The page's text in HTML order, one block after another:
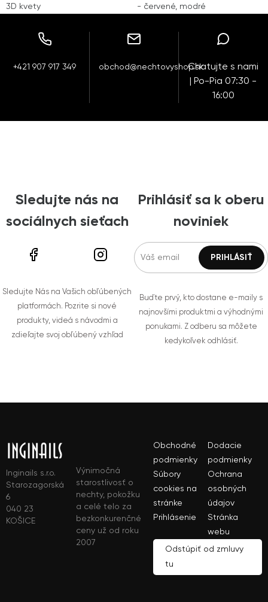
3D kvety
- červené, modré
+421 907 917 349 obchod@nechtovyshop.skChatujte s nami
| Po-Pia 07:30 -
16:00
Sledujte nás na
sociálnych sieťach
Sledujte Nás na Vašich obľúbených
platformách. Pozrite si nové
produkty, videá s návodmi a
zdieľajte svoj obľúbený vzhľad
Prihlásiť sa k oberu
noviniek
Buďte prvý, kto dostane e-maily s
najnovšími produktmi a výhodnými
ponukami. Z odberu sa môžete
kedykoľvek odhlásiť.
Inginails s.r.o.
Starozagorská
6
040 23
KOŠICE
Výnimočná
starostlivosť o
nechty, pokožku
a celé telo za
bezkonkurenčné
ceny už od roku
2007
Obchodné
podmienky
Dodacie
podmienky
Súbory
cookies na
stránke
Ochrana
osobných
údajov
Prihlásenie
Stránka
webu
Odstúpiť od zmluvy
tu